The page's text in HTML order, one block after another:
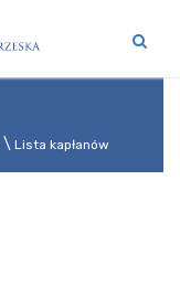
Lista kapłanów